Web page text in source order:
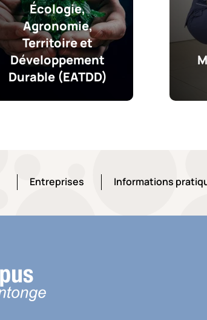
Écologie,
Agronomie,
Territoire et
Développement
Durable (EATDD)
Entreprises
Informations